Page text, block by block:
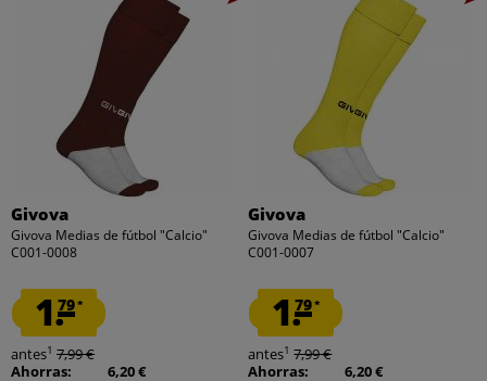
Givova
Givova Medias de fútbol "Calcio"
C001-0008
1.79*
antes1 7,99 €
Ahorras:
6,20 €
Givova
Givova Medias de fútbol "Calcio"
C001-0007
1.79*
antes1 7,99 €
Ahorras:
6,20 €